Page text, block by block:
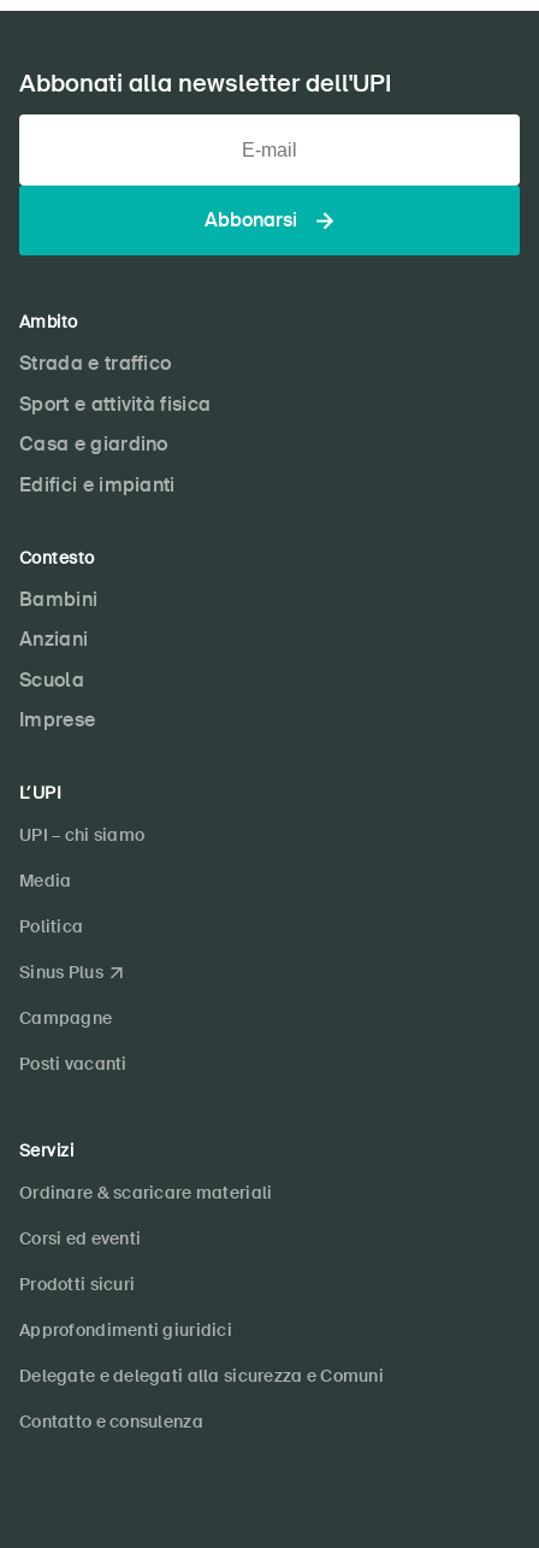
DE FR
Home
Abbonati alla newsletter dell'UPI
Abbonarsi
Ambito
Strada e traffico
Sport e attività fisica
Casa e giardino
Edifici e impianti
Contesto
Bambini
Anziani
Scuola
Imprese
L’UPI
UPI – chi siamo
Media
Politica
Sinus Plus
Campagne
Posti vacanti
Servizi
Ordinare & scaricare materiali
Corsi ed eventi
Prodotti sicuri
Approfondimenti giuridici
Delegate e delegati alla sicurezza e Comuni
Contatto e consulenza